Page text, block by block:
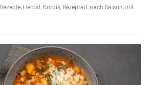
Rezepte, Herbst, Kürbis, Rezeptart, nach Saison,mit